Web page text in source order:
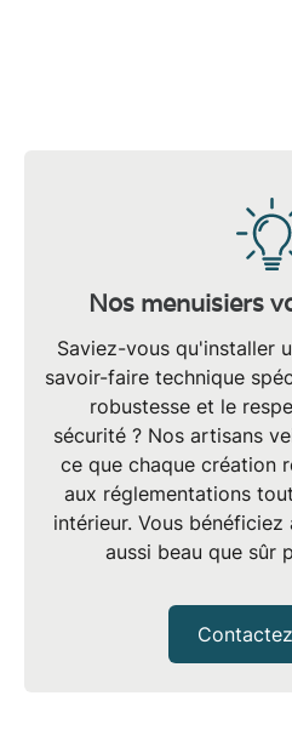
Nos menuisiers
Saviez-vous qu'installer
savoir-faire technique
robustesse et le
sécurité ? Nos artisans
ce que chaque création
aux réglementations
intérieur. Vous
aussi beau que sûr